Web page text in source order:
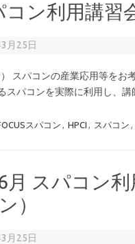
コン利用講習
月25日
スパコンの産業応用等を
スパコンを実際に利用し、
スパコン , HPCI , スパコン ,
月 スパコン
）
月25日